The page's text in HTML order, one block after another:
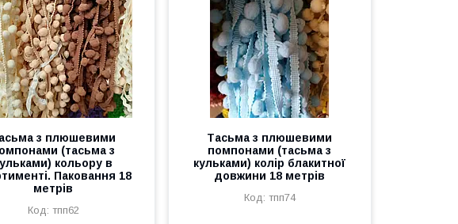
з плюшевими
(тасьма з
кольору в
Паковання 18
метрів
тпп62
Тасьма з плюшевими
помпонами (тасьма з
кульками) колір блакитної
довжини 18 метрів
тпп74